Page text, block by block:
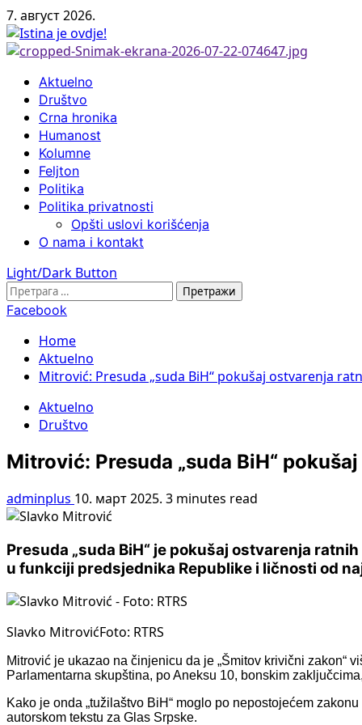
Skip
to
content
7. август 2026.
Primary
Menu
Aktuelno
Društvo
Crna hronika
Humanost
Kolumne
Feljton
Politika
Politika privatnosti
Opšti uslovi korišćenja
O nama i kontakt
Light/Dark Button
Претрага
за:
Facebook
Home
Aktuelno
Mitrović: Presuda „suda BiH“ pokušaj ostvarenja
Aktuelno
Društvo
Mitrović: Presuda „suda BiH“
adminplus 10. март 2025. 3 minutes read
Presuda „suda BiH“ je pokušaj ostvarenja
u funkciji predsjednika Republike i ličnosti od
Slavko MitrovićFoto: RTRS
Mitrović je ukazao na činjenicu da je „Šmitov krivični
Parlamentarna skupština, po Aneksu 10, bonskim
Kako je onda „tužilaštvo BiH“ moglo po nepostojećem
autorskom tekstu za Glas Srpske.